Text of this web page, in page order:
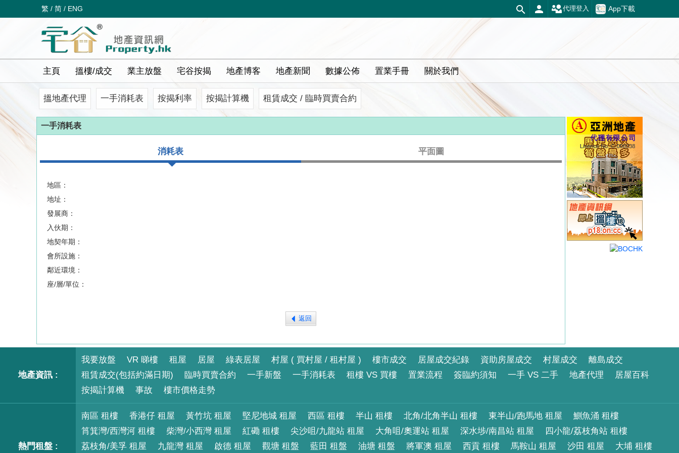
繁 / 简 / ENG App下載
代理登入
主頁 搵樓/成交 業主放盤 宅谷按揭 地產博客 地產新聞 數據公佈 置業手冊 關於我們
搵地產代理 一手消耗表 按揭利率 按揭計算機 租賃成交 / 臨時買賣合約
一手消耗表
消耗表 平面圖
地區：
地址：
發展商：
入伙期：
地契年期：
會所設施：
鄰近環境：
座/層/單位：
返回
地產資訊 :
我要放盤 VR 睇樓 租屋 居屋 綠表居屋 村屋 ( 買村屋 / 租村屋 ) 樓市成交 居屋成交紀錄 資助房屋成交 村屋成交
離島成交
租賃成交(包括約滿日期)
臨時買賣合約 一手新盤 一手消耗表 租樓 VS 買樓 置業流程 簽臨約須知 一手 VS 二手 地產代理
居屋百科
按揭計算機
事故 樓市價格走勢
熱門租盤 :
南區 租樓 香港仔 租屋 黃竹坑 租屋 堅尼地城 租屋 西區 租樓 半山 租樓 北角/北角半山 租樓 東半山/跑馬地 租屋
鰂魚涌 租樓
筲箕灣/西灣河 租樓
柴灣/小西灣 租屋 紅磡 租樓 尖沙咀/九龍站 租屋 大角咀/奧運站 租屋 深水埗/南昌站 租屋
四小龍/荔枝角站 租樓
荔枝角/美孚 租屋
九龍灣 租屋 啟德 租屋 觀塘 租盤 藍田 租盤 油塘 租盤 將軍澳 租屋 西貢 租樓 馬鞍山 租屋 沙田 租屋 大埔 租樓